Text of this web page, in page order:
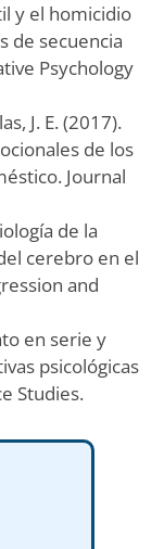
y el homicidio
de secuencia
Psychology
J. E. (2017).
de los
Journal
de la
cerebro en el
and
en serie y
psicológicas
Studies.